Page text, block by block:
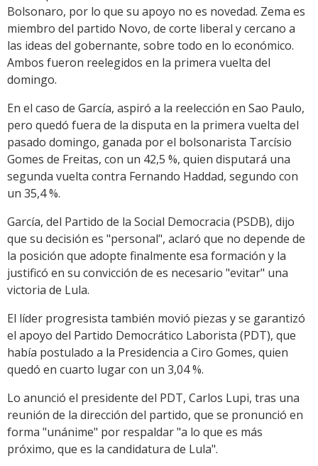
Bolsonaro, por lo que su apoyo no es novedad. Zema es
miembro del partido Novo, de corte liberal y cercano a
las ideas del gobernante, sobre todo en lo económico.
Ambos fueron reelegidos en la primera vuelta del
domingo.
En el caso de García, aspiró a la reelección en Sao Paulo,
pero quedó fuera de la disputa en la primera vuelta del
pasado domingo, ganada por el bolsonarista Tarcísio
Gomes de Freitas, con un 42,5 %, quien disputará una
segunda vuelta contra Fernando Haddad, segundo con
un 35,4 %.
García, del Partido de la Social Democracia (PSDB), dijo
que su decisión es "personal", aclaró que no depende de
la posición que adopte finalmente esa formación y la
justificó en su convicción de es necesario "evitar" una
victoria de Lula.
El líder progresista también movió piezas y se garantizó
el apoyo del Partido Democrático Laborista (PDT), que
había postulado a la Presidencia a Ciro Gomes, quien
quedó en cuarto lugar con un 3,04 %.
Lo anunció el presidente del PDT, Carlos Lupi, tras una
reunión de la dirección del partido, que se pronunció en
forma "unánime" por respaldar "a lo que es más
próximo, que es la candidatura de Lula".